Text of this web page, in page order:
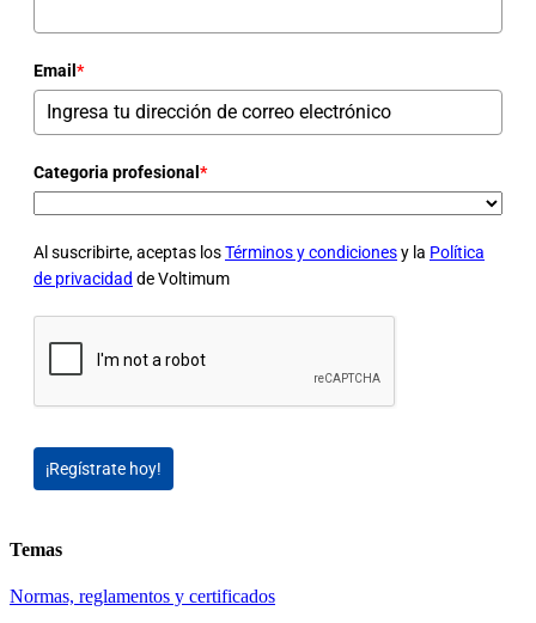
Email *
Categoria profesional *
Al suscribirte, aceptas losTérminos y condicionesy la Política
de privacidad de Voltimum
¡Regístrate hoy!
Temas
Normas, reglamentos y certificados